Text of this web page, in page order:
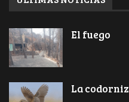
El fuego
La codorniz